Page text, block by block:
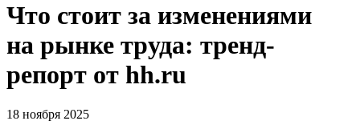
Что стоит за изменениями
на рынке труда: тренд-
репорт от hh.ru
18 ноября 2025